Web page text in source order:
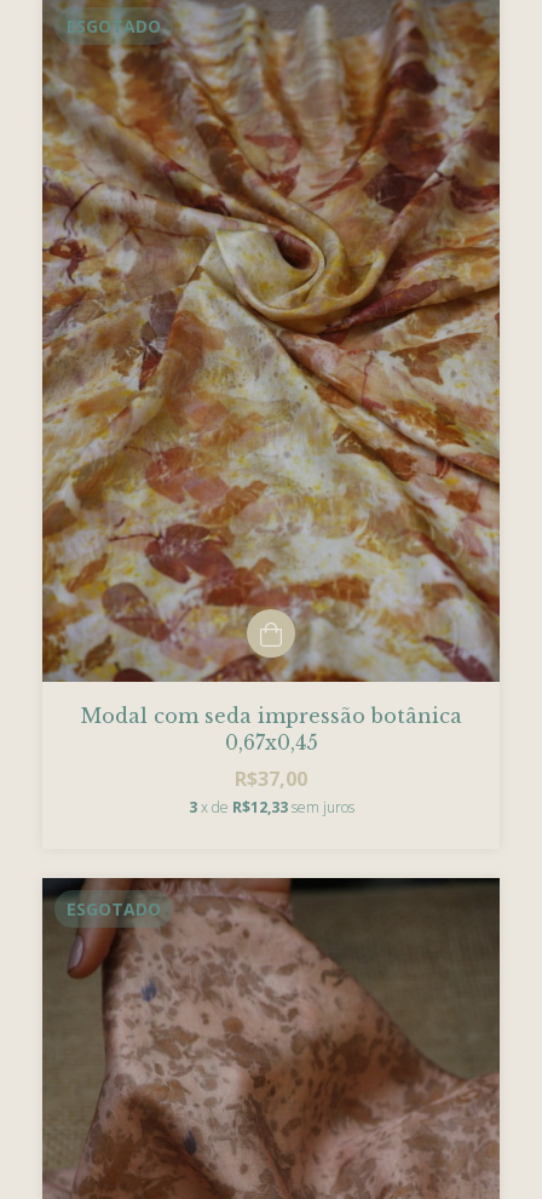
ESGOTADO
Modal com seda impressão botânica
0,67x0,45
R$37,00
3 x de R$12,33 sem juros
ESGOTADO